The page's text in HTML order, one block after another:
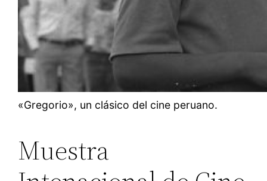
«Gregorio», un clásico del cine peruano.
Muestra